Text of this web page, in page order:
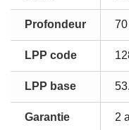
Profondeur
LPP code
LPP base
Garantie 2